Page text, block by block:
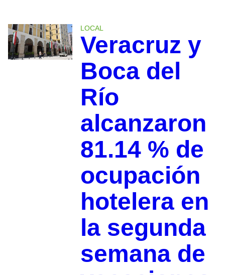
LOCAL
Veracruz y
Boca del
Río
alcanzaron
81.14 % de
ocupación
hotelera en
la segunda
semana de